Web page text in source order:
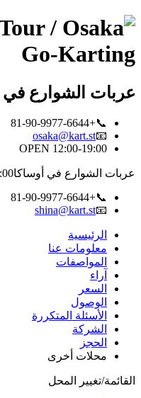
عربات الشوارع في
📞+81-90-9977-6644
📧
osaka@kart.st
OPEN 12:00-19:00
عربات الشوارع في أوساكا
📞+81-90-9977-6644
📧
shina@kart.st
الرئيسية
معلومات عنا
المواصفات
آراء
السعر
الوصول
الأسئلة المتكررة
الشركة
الحجز
محلات أخرى
القائمة/تغيير المحل